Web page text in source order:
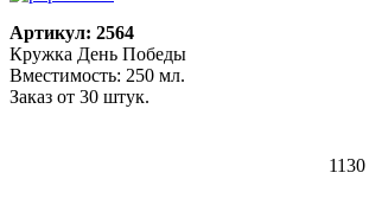
Артикул: 2564
Кружка День Победы
Вместимость: 250 мл.
Заказ от 30 штук.